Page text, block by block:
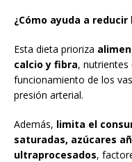
¿Cómo ayuda a
Esta dieta prioriza
calcio y fibra, nutrientes
funcionamiento de los
presión arterial.
Además, limita el
saturadas, azúcares
ultraprocesados,